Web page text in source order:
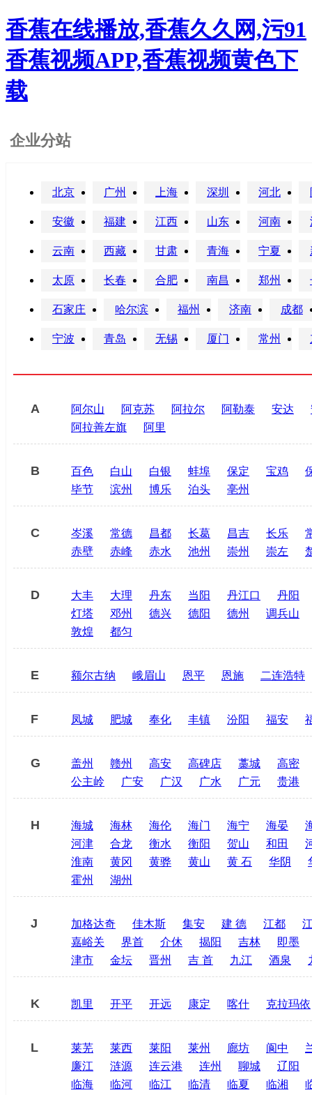
香蕉在线播放,香蕉久久网,污91
香蕉视频APP,香蕉视频黄色下
载
企业分站
北京 广州 上海 深圳 河北
安徽 福建 江西 山东 河南
云南 西藏 甘肃 青海 宁夏
太原 长春 合肥 南昌 郑州
石家庄 哈尔滨 福州 济南 成都
宁波 青岛 无锡 厦门 常州
A 阿尔山 阿克苏 阿拉尔 阿勒泰 安达
阿拉善左旗
阿里
B 百色 白山 白银 蚌埠 保定 宝鸡
毕节
滨州 博乐 泊头 亳州
C 岑溪 常德 昌都 长葛 昌吉 长乐
赤壁
赤峰 赤水 池州 崇州 崇左
D 大丰 大理 丹东 当阳 丹江口
丹阳
灯塔
邓州 德兴 德阳 德州
调兵山
敦煌
都匀
E 额尔古纳 峨眉山 恩平 恩施 二连浩特
F 凤城 肥城 奉化 丰镇 汾阳 福安
G 盖州 赣州 高安 高碑店 藁城
高密
公主岭
广安 广汉 广水 广元 贵港
H 海城 海林 海伦 海门 海宁 海晏
河津
合龙 衡水 衡阳 贺山 和田
淮南
黄冈 黄骅 黄山 黄 石 华阴
霍州
湖州
J 加格达奇 佳木斯 集安 建 德 江都
嘉峪关
界首 介休 揭阳 吉林
即墨
津市
金坛 晋州 吉 首 九江 酒泉
K 凯里 开平 开远 康定 喀什 克拉玛依
L 莱芜 莱西 莱阳 莱州 廊坊 阆中
廉江
涟源 连云港 连州 聊城
辽阳
临海
临河 临江 临清 临夏 临湘